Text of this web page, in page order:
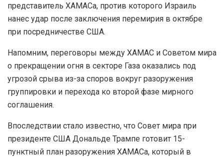
представитель ХАМАСа, против которого Израиль
нанес удар после заключения перемирия в октябре
при посредничестве США.
Напомним, переговоры между ХАМАС и Советом мира
о прекращении огня в секторе Газа оказались под
угрозой срыва из-за споров вокруг разоружения
группировки и перехода ко второй фазе мирного
соглашения.
Впоследствии стало известно, что Совет мира при
президенте США Дональде Трампе готовит 15-
пунктный план разоружения ХАМАСа, который в